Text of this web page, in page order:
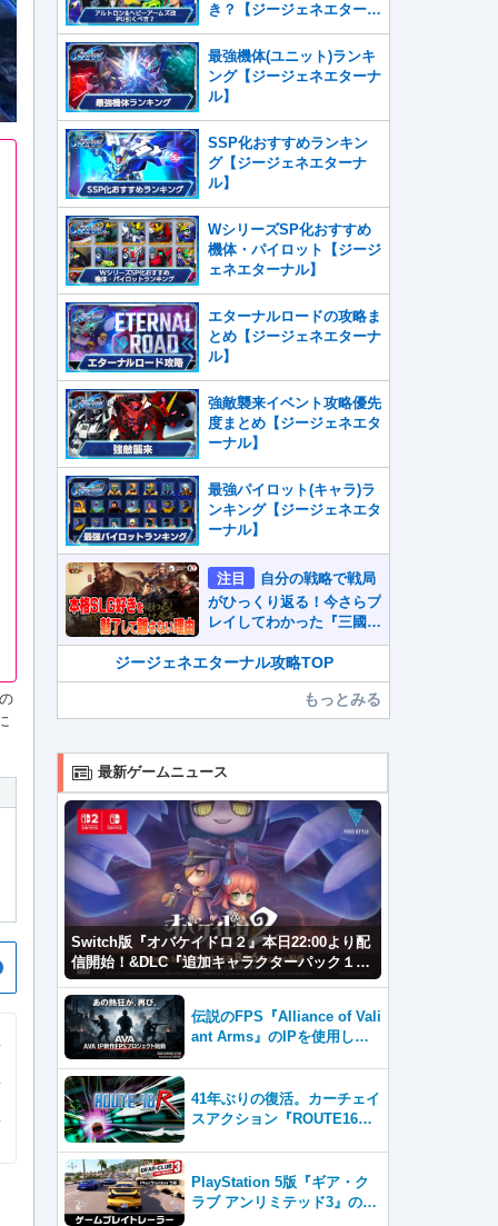
き？【ジージェネエターナ
ル】
最強機体(ユニット)ランキ
ング【ジージェネエターナ
ル】
SSP化おすすめランキン
グ【ジージェネエターナ
ル】
WシリーズSP化おすすめ
機体・パイロット【ジージ
ェネエターナル】
エターナルロードの攻略ま
とめ【ジージェネエターナ
ル】
強敵襲来イベント攻略優先
度まとめ【ジージェネエタ
ーナル】
最強パイロット(キャラ)ラ
ンキング【ジージェネエタ
ーナル】
注目
自分の戦略で戦局
がひっくり返る！今さらプ
レイしてわかった『三國志
真戦』が本格SLG好きを
魅了して離さないワケ
ジージェネエターナル攻略TOP
もっとみる
最新ゲームニュース
Switch版『オバケイドロ２』本日22:00より配
信開始！&DLC『追加キャラクターパック１』
が登場！
伝説のFPS『Alliance of Vali
ant Arms』のIPを使用した
41年ぶりの復活。カーチェイ
スアクション『ROUTE16
16 COLLECTION』が同時発
売
PlayStation 5版『ギア・ク
ラブ アンリミテッド3』のゲ